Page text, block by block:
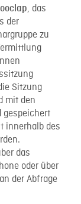
, das
der
zu
Sitzung
mit den
gespeichert
innerhalb des
das
oder über
der Abfrage